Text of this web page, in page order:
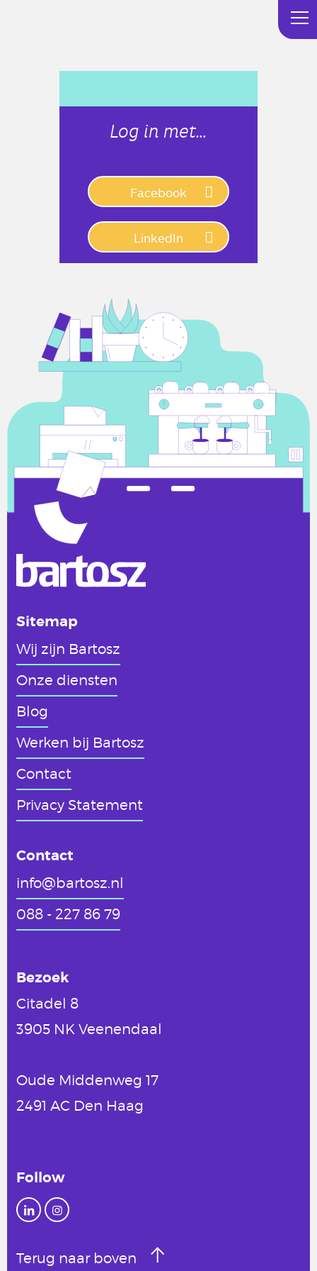
Log in met…
Facebook
LinkedIn
Sitemap
Wij zijn Bartosz
Onze diensten
Blog
Werken bij Bartosz
Contact
Privacy Statement
Contact
info@bartosz.nl
088 - 227 86 79
Bezoek
Citadel 8
3905 NK Veenendaal
Oude Middenweg 17
2491 AC Den Haag
Follow
Terug naar boven